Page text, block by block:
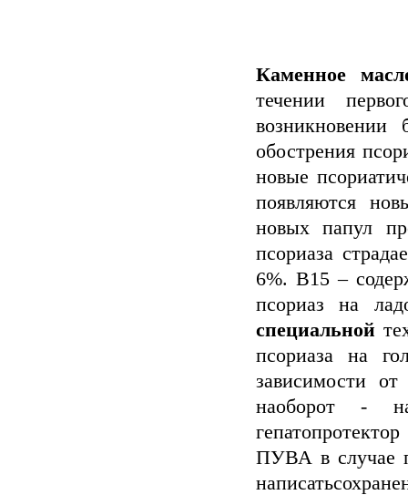
Каменное
течении
обострения
новые
появляются
новых папул
псориаза
6%. В15 –
псориаз на
специальной
псориаза на
зависимости
наоборот -
ПУВА в случае